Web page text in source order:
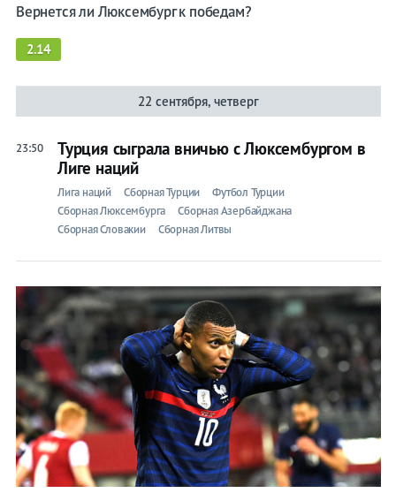
Вернется ли Люксембург к победам?
2.14
22 сентября, четверг
23:50
Турция сыграла вничью с Люксембургом в
Лиге наций
Лига наций Сборная Турции
Футбол Турции
Сборная Люксембурга
Сборная Азербайджана
Сборная Словакии
Сборная Литвы